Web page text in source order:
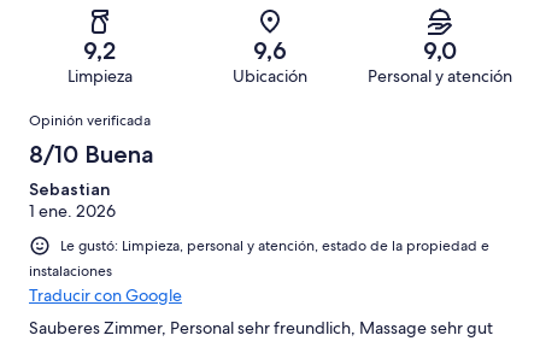
opiniones
opiniones
76
9,2
Limpieza
9,6
Ubicación
9,0
Personal y atención
Opiniones
Opinión verificada
8/10 Buena
Sebastian
1 ene. 2026
Le gustó: Limpieza, personal y atención, estado de la propiedad e
instalaciones
Traducir con Google
Sauberes Zimmer, Personal sehr freundlich, Massage sehr gut